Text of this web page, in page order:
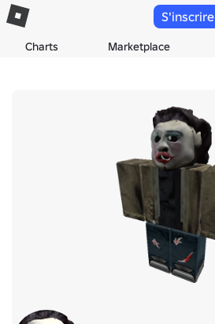
Charts Marketplace
S'inscrire